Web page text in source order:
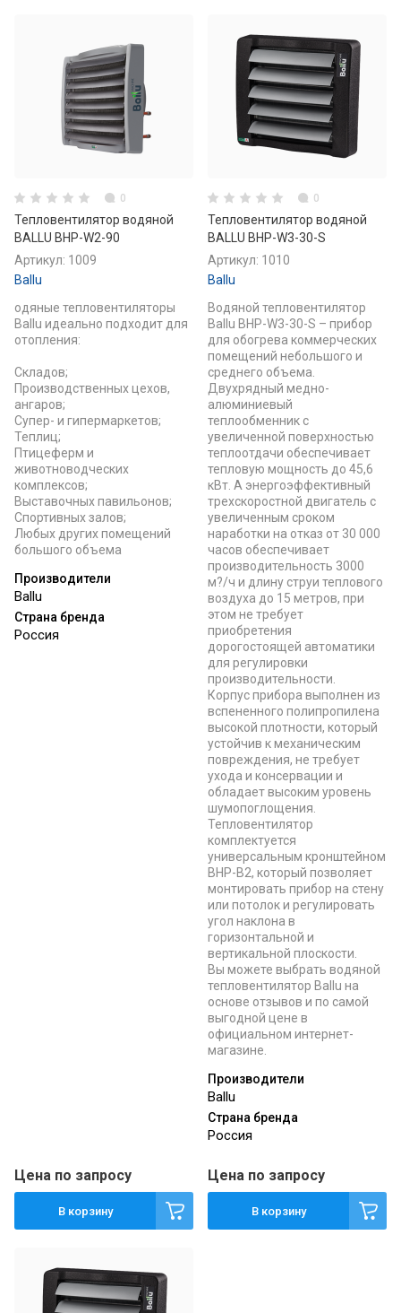
0
Тепловентилятор водяной
BALLU BHP-W2-90
Артикул: 1009
Ballu
одяные тепловентиляторы
Ballu идеально подходит для
отопления:
Складов;
Производственных цехов,
ангаров;
Супер- и гипермаркетов;
Теплиц;
Птицеферм и
животноводческих
комплексов;
Выставочных павильонов;
Спортивных залов;
Любых других помещений
большого объема
Производители
Ballu
Страна бренда
Россия
Цена по запросу
В корзину
0
Тепловентилятор водяной
BALLU BHP-W3-30-S
Артикул: 1010
Ballu
Водяной тепловентилятор
Ballu BHP-W3-30-S – прибор
для обогрева коммерческих
помещений небольшого и
среднего объема.
Двухрядный медно-
алюминиевый
теплообменник с
увеличенной поверхностью
теплоотдачи обеспечивает
тепловую мощность до 45,6
кВт. А энергоэффективный
трехскоростной двигатель с
увеличенным сроком
наработки на отказ от 30 000
часов обеспечивает
производительность 3000
м?/ч и длину струи теплового
воздуха до 15 метров, при
этом не требует
приобретения
дорогостоящей автоматики
для регулировки
производительности.
Корпус прибора выполнен из
вспененного полипропилена
высокой плотности, который
устойчив к механическим
повреждения, не требует
ухода и консервации и
обладает высоким уровень
шумопоглощения.
Тепловентилятор
комплектуется
универсальным кронштейном
BHP-B2, который позволяет
монтировать прибор на стену
или потолок и регулировать
угол наклона в
горизонтальной и
вертикальной плоскости.
Вы можете выбрать водяной
тепловентилятор Ballu на
основе отзывов и по самой
выгодной цене в
официальном интернет-
магазине.
Производители
Ballu
Страна бренда
Россия
Цена по запросу
В корзину